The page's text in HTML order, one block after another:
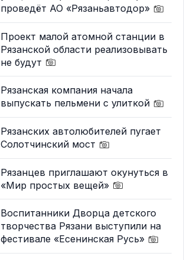
проведёт АО «Рязаньавтодор»
Проект малой атомной станции в
Рязанской области реализовывать
не будут
Рязанская компания начала
выпускать пельмени с улиткой
Рязанских автолюбителей пугает
Солотчинский мост
Рязанцев приглашают окунуться в
«Мир простых вещей»
Воспитанники Дворца детского
творчества Рязани выступили на
фестивале «Есенинская Русь»